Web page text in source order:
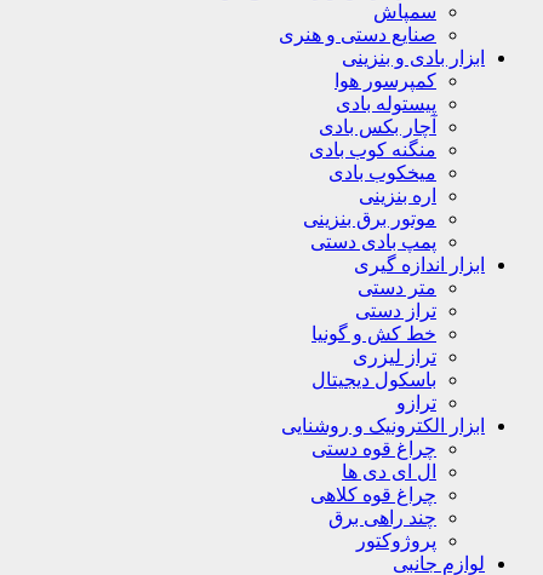
سمپاش
صنایع دستی و هنری
ابزار بادی و بنزینی
کمپرسور هوا
پیستوله بادی
آچار بکس بادی
منگنه کوب بادی
میخکوب بادی
اره بنزینی
موتور برق بنزینی
پمپ بادی دستی
ابزار اندازه گیری
متر دستی
تراز دستی
خط کش و گونیا
تراز لیزری
باسکول دیجیتال
ترازو
ابزار الکترونیک و روشنایی
چراغ قوه دستی
ال ای دی ها
چراغ قوه کلاهی
چند راهی برق
پروژوکتور
لوازم جانبی